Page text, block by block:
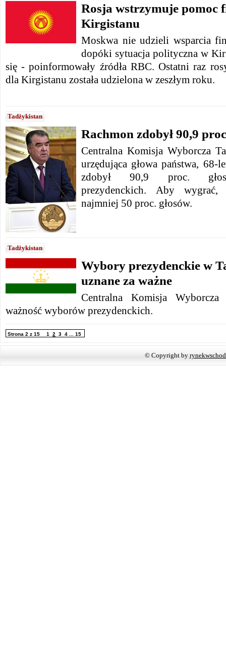
Rosja wstrzymuje pomoc
Kirgistanu
Moskwa nie udzieli wsparcia
dopóki sytuacja polityczna w
się - poinformowały źródła RBC. Ostatni raz
dla Kirgistanu została udzielona w zeszłym roku.
Tadżykistan
Rachmon zdobył 90,9
Centralna Komisja Wyborcza
urzędująca głowa państwa, 68-
zdobył 90,9 proc.
prezydenckich. Aby wygrać,
najmniej 50 proc. głosów.
Tadżykistan
Wybory prezydenckie w
uznane za ważne
Centralna Komisja Wyborcza
ważność wyborów prezydenckich.
Strona 2 z 15 1 2 3 4 15
© Copyright by